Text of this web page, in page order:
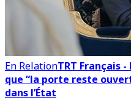
En RelationTRT Français
que “la porte reste
dans l’État